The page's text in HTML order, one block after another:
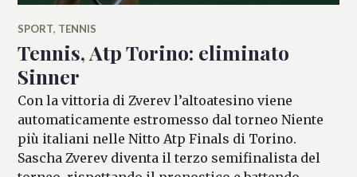
SPORT, TENNIS
Tennis, Atp Torino: eliminato
Sinner
Con la vittoria di Zverev l’altoatesino viene
automaticamente estromesso dal torneo Niente
più italiani nelle Nitto Atp Finals di Torino.
Sascha Zverev diventa il terzo semifinalista del